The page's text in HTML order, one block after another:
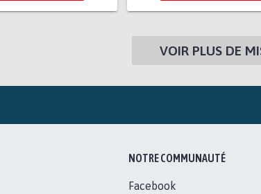
VOIR PLUS DE
NOTRE COMMUNAUTÉ
Facebook